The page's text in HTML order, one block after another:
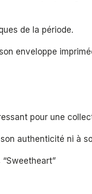
de la période.
enveloppe
pour une
authenticité ni à